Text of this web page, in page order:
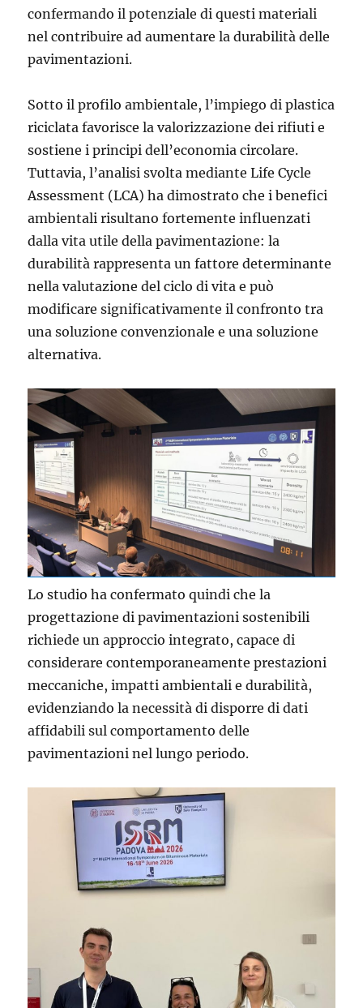
confermando il potenziale di questi materiali
nel contribuire ad aumentare la durabilità delle
pavimentazioni.
Sotto il profilo ambientale, l’impiego di plastica
riciclata favorisce la valorizzazione dei rifiuti e
sostiene i principi dell’economia circolare.
Tuttavia, l’analisi svolta mediante Life Cycle
Assessment (LCA) ha dimostrato che i benefici
ambientali risultano fortemente influenzati
dalla vita utile della pavimentazione: la
durabilità rappresenta un fattore determinante
nella valutazione del ciclo di vita e può
modificare significativamente il confronto tra
una soluzione convenzionale e una soluzione
alternativa.
Lo studio ha confermato quindi che la
progettazione di pavimentazioni sostenibili
richiede un approccio integrato, capace di
considerare contemporaneamente prestazioni
meccaniche, impatti ambientali e durabilità,
evidenziando la necessità di disporre di dati
affidabili sul comportamento delle
pavimentazioni nel lungo periodo.